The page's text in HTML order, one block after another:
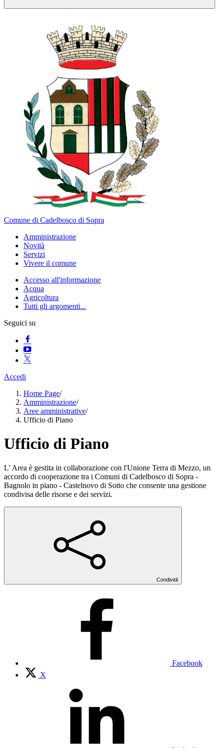
Comune di Cadelbosco di Sopra
Amministrazione
Novità
Servizi
Vivere il comune
Accesso all'informazione
Acqua
Agricoltura
Tutti gli argomenti...
Seguici su
Accedi
Home Page/
Amministrazione/
Aree amministrative/
Ufficio di Piano
Ufficio di Piano
L' Area è gestita in collaborazione con l'Unione Terra di Mezzo, un
accordo di cooperazione tra i Comuni di Cadelbosco di Sopra -
Bagnolo in piano - Castelnovo di Sotto che consente una gestione
condivisa delle risorse e dei servizi.
Condividi
Facebook
X